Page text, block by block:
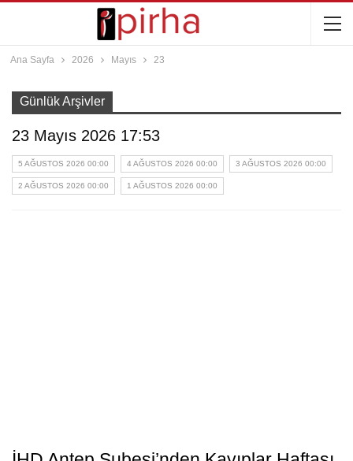
Ana Sayfa 2026 Mayıs 23
Günlük Arşivler
23 Mayıs 2026 17:53
5 AĞUSTOS 2026 00:00 4 AĞUSTOS 2026 00:00 3 AĞUSTOS 2026 00:00
2 AĞUSTOS 2026 00:00 1 AĞUSTOS 2026 00:00